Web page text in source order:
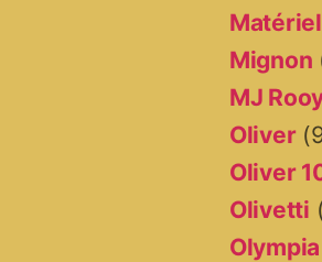
Mignon
MJ
Oliver
Oliver
Olivetti
Olympia